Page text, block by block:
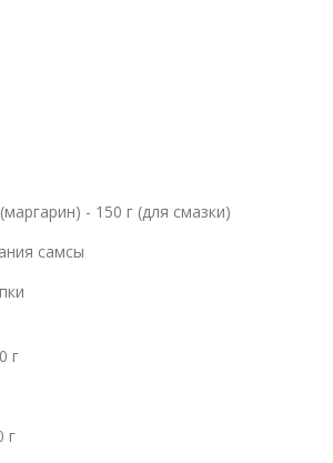
- 150 г (для смазки)
самсы
г
г